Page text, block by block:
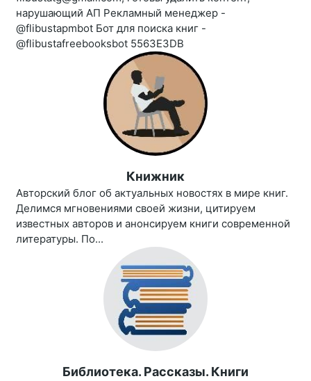
нарушающий АП Рекламный менеджер -
@flibustapmbot Бот для поиска книг -
@flibustafreebooksbot 5563E3DB
Книжник
Авторский блог об актуальных новостях в мире книг.
Делимся мгновениями своей жизни, цитируем
известных авторов и анонсируем книги современной
литературы. По...
Библиотека. Рассказы. Книги